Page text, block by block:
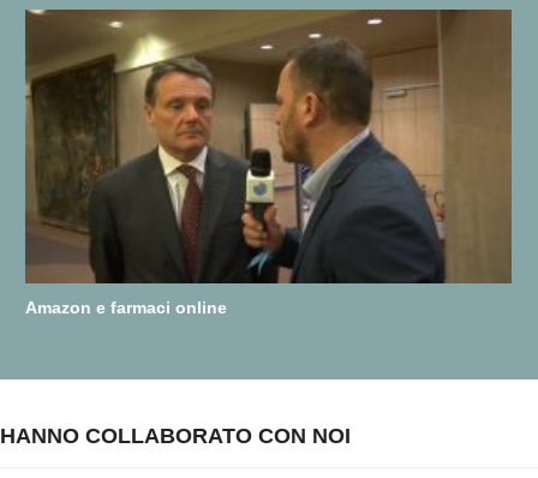
Amazon e farmaci online
HANNO COLLABORATO CON NOI